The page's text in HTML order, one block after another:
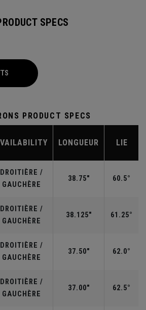
SPECS
PRODUCT SPECS
LONGUEUR LIE
DROITIÈRE /
GAUCHÈRE
38.75" 60.5°
DROITIÈRE /
GAUCHÈRE
38.125" 61.25°
DROITIÈRE /
GAUCHÈRE
37.50" 62.0°
DROITIÈRE /
GAUCHÈRE
37.00" 62.5°